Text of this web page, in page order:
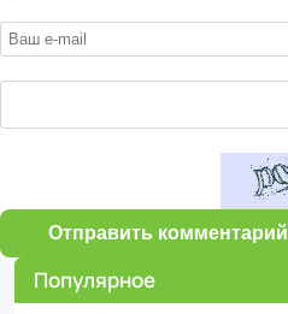
Отправить комментарий
Популярное